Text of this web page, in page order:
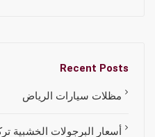
Recent Posts
مظلات سيارات الرياض
أسعار البرجولات الخشبية